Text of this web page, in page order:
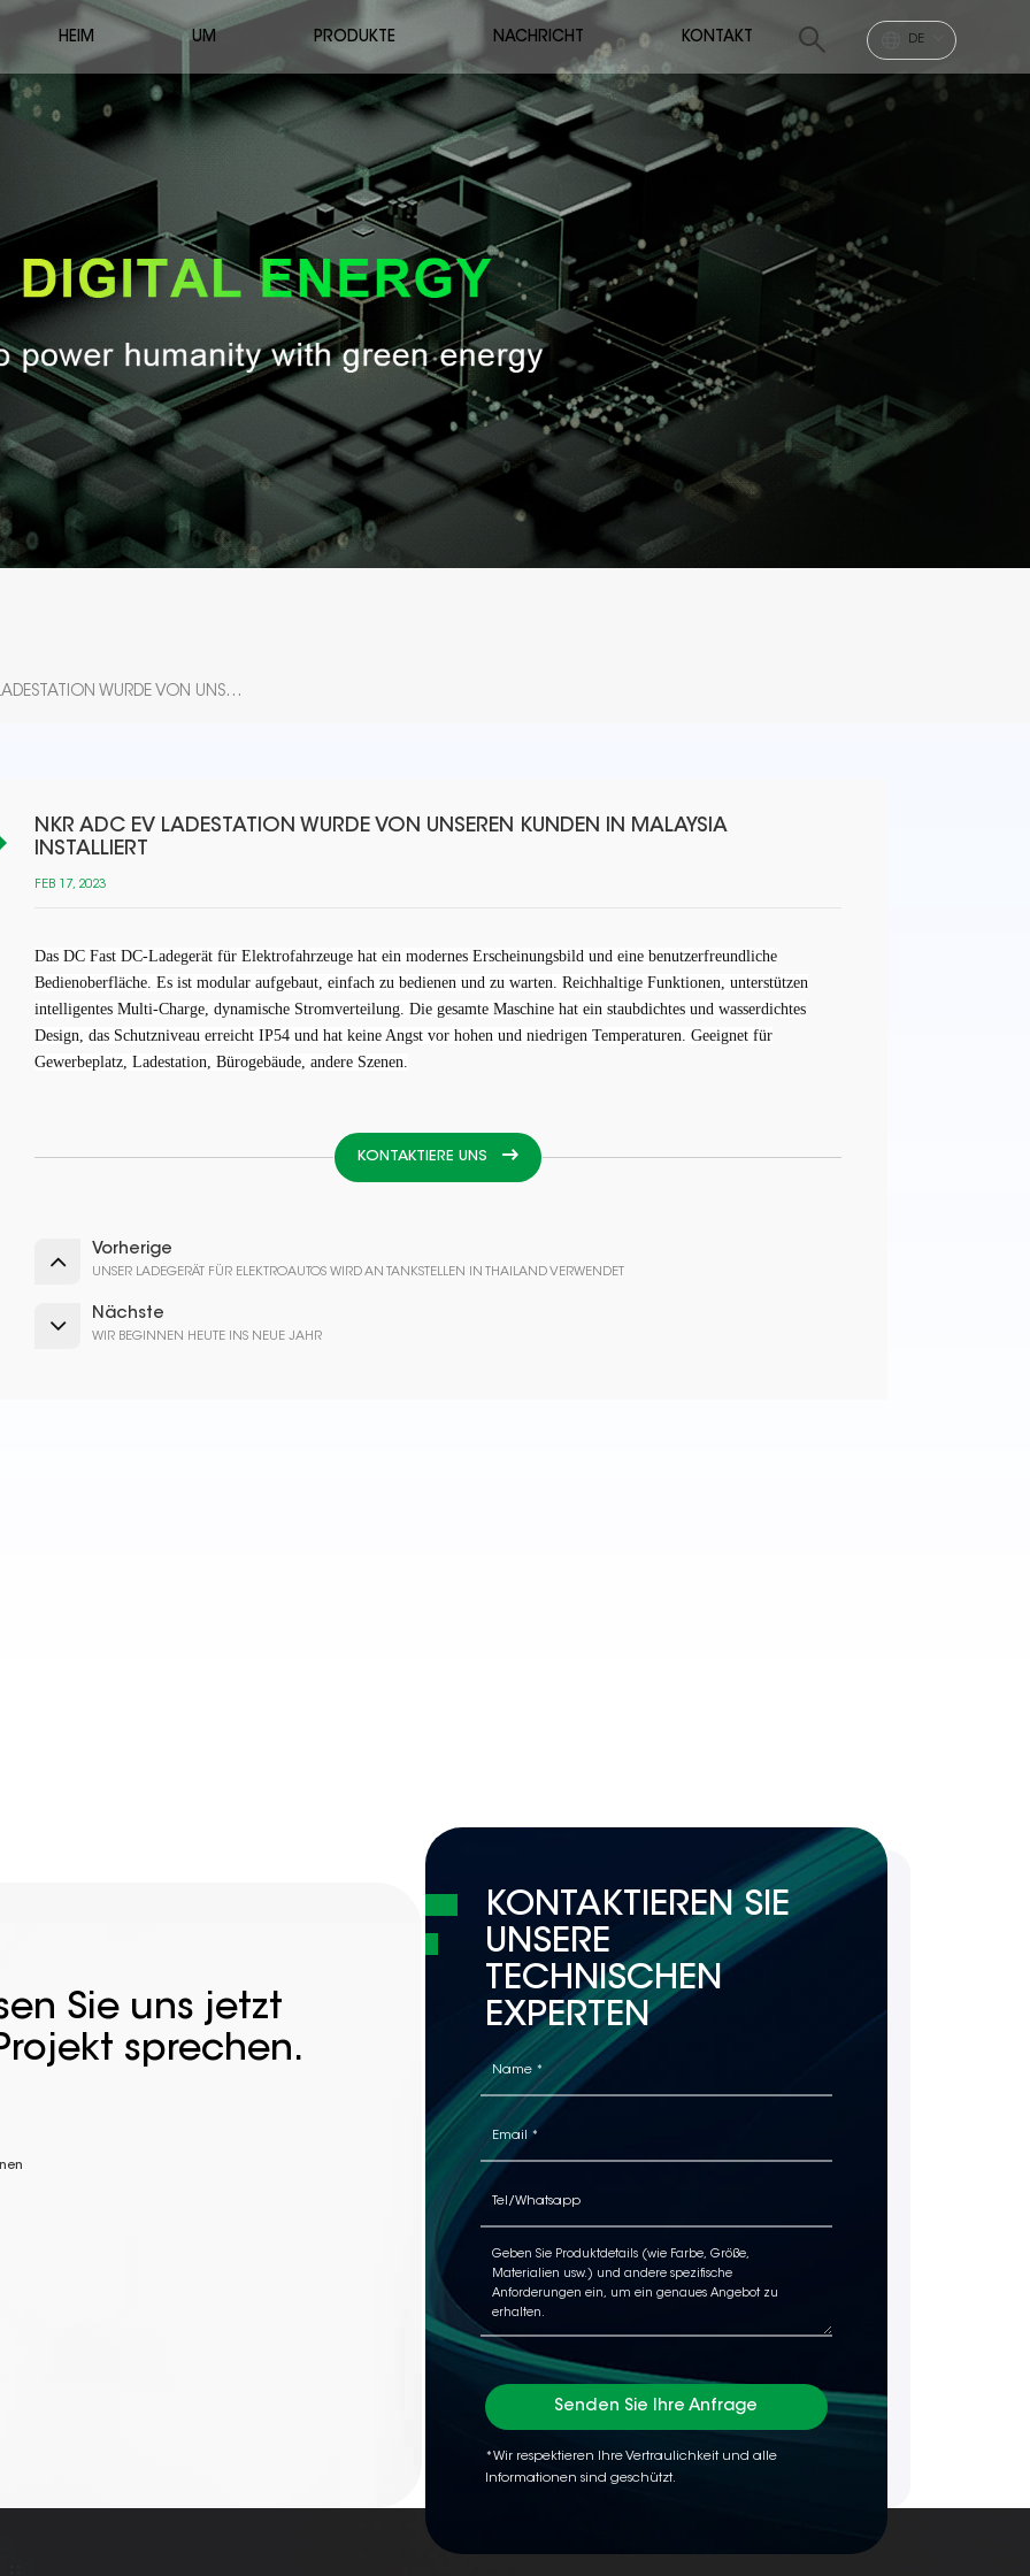
DE
HEIM UM PRODUKTE NACHRICHT KONTAKT
NKR ADC EV LADESTATION WURDE VON UNSEREN KUNDEN IN MALAYSIA INSTALLIERT
NKR ADC EV LADESTATION WURDE VON UNSEREN KUNDEN IN MALAYSIA
INSTALLIERT
FEB 17, 2023
Das DC Fast DC-Ladegerät für Elektrofahrzeuge hat ein modernes Erscheinungsbild und eine benutzerfreundliche
Bedienoberfläche. Es ist modular aufgebaut, einfach zu bedienen und zu warten. Reichhaltige Funktionen, unterstützen
intelligentes Multi-Charge, dynamische Stromverteilung. Die gesamte Maschine hat ein staubdichtes und wasserdichtes
Design, das Schutzniveau erreicht IP54 und hat keine Angst vor hohen und niedrigen Temperaturen. Geeignet für
Gewerbeplatz, Ladestation, Bürogebäude, andere Szenen.
KONTAKTIERE UNS
Vorherige
UNSER LADEGERÄT FÜR ELEKTROAUTOS WIRD AN TANKSTELLEN IN THAILAND VERWENDET
Nächste
WIR BEGINNEN HEUTE INS NEUE JAHR
Sie uns jetzt
sprechen.
KONTAKTIEREN SIE
UNSERE
TECHNISCHEN
EXPERTEN
Senden Sie Ihre Anfrage
*Wir respektieren Ihre Vertraulichkeit und alle
Informationen sind geschützt.